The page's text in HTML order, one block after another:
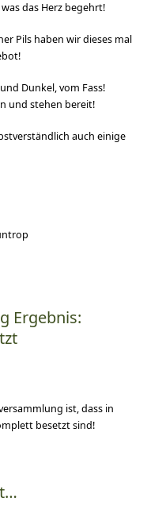
das Herz begehrt!
Pils haben wir dieses mal
Dunkel, vom Fass!
und stehen bereit!
auch einige
Ergebnis:
ist, dass in
besetzt sind!